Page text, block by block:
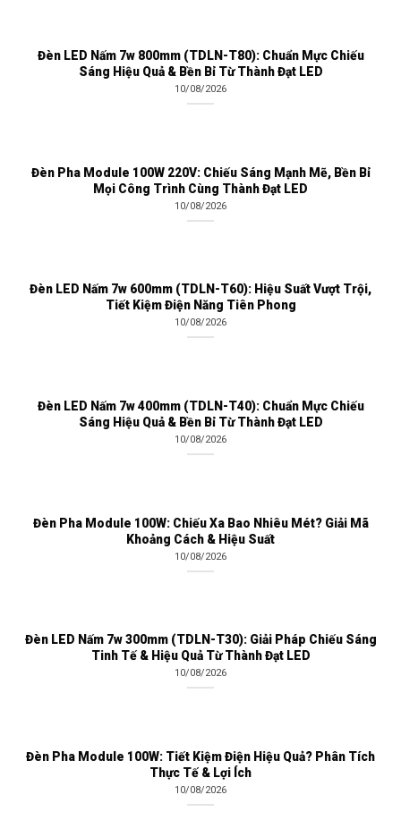
Đèn LED Nấm 7w 800mm (TDLN-T80): Chuẩn Mực Chiếu
Sáng Hiệu Quả & Bền Bỉ Từ Thành Đạt LED
10/08/2026
Đèn Pha Module 100W 220V: Chiếu Sáng Mạnh Mẽ, Bền Bỉ
Mọi Công Trình Cùng Thành Đạt LED
10/08/2026
Đèn LED Nấm 7w 600mm (TDLN-T60): Hiệu Suất Vượt Trội,
Tiết Kiệm Điện Năng Tiên Phong
10/08/2026
Đèn LED Nấm 7w 400mm (TDLN-T40): Chuẩn Mực Chiếu
Sáng Hiệu Quả & Bền Bỉ Từ Thành Đạt LED
10/08/2026
Đèn Pha Module 100W: Chiếu Xa Bao Nhiêu Mét? Giải Mã
Khoảng Cách & Hiệu Suất
10/08/2026
Đèn LED Nấm 7w 300mm (TDLN-T30): Giải Pháp Chiếu Sáng
Tinh Tế & Hiệu Quả Từ Thành Đạt LED
10/08/2026
Đèn Pha Module 100W: Tiết Kiệm Điện Hiệu Quả? Phân Tích
Thực Tế & Lợi Ích
10/08/2026